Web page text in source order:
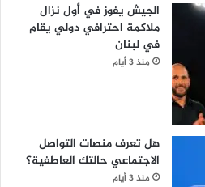
الجيش يفوز في أول نزال
ملاكمة احترافي دولي يقام
في لبنان
منذ 3 أيام
هل تعرف منصات التواصل
الاجتماعي حالتك العاطفية؟
منذ 3 أيام